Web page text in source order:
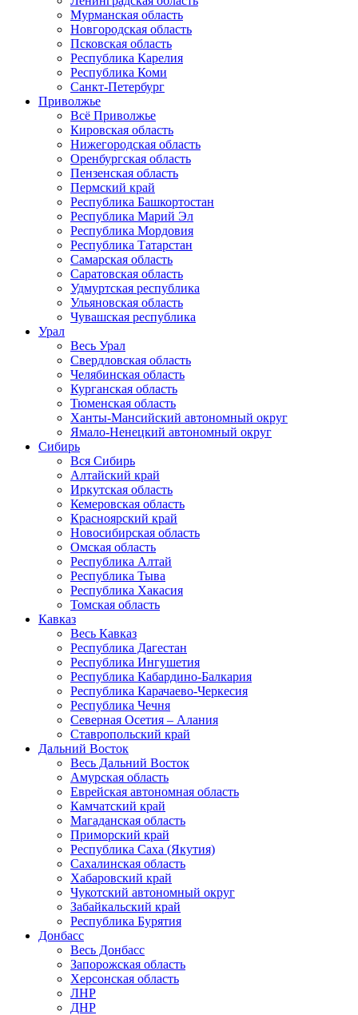
Мурманская область
Новгородская область
Псковская область
Республика Карелия
Республика Коми
Санкт-Петербург
Приволжье
Всё Приволжье
Кировская область
Нижегородская область
Оренбургская область
Пензенская область
Пермский край
Республика Башкортостан
Республика Марий Эл
Республика Мордовия
Республика Татарстан
Самарская область
Саратовская область
Удмуртская республика
Ульяновская область
Чувашская республика
Урал
Весь Урал
Свердловская область
Челябинская область
Курганская область
Тюменская область
Ханты-Мансийский автономный округ
Ямало-Ненецкий автономный округ
Сибирь
Вся Сибирь
Алтайский край
Иркутская область
Кемеровская область
Красноярский край
Новосибирская область
Омская область
Республика Алтай
Республика Тыва
Республика Хакасия
Томская область
Кавказ
Весь Кавказ
Республика Дагестан
Республика Ингушетия
Республика Кабардино-Балкария
Республика Карачаево-Черкесия
Республика Чечня
Северная Осетия – Алания
Ставропольский край
Дальний Восток
Весь Дальний Восток
Амурская область
Еврейская автономная область
Камчатский край
Магаданская область
Приморский край
Республика Саха (Якутия)
Сахалинская область
Хабаровский край
Чукотский автономный округ
Забайкальский край
Республика Бурятия
Донбасс
Весь Донбасс
Запорожская область
Херсонская область
ЛНР
ДНР